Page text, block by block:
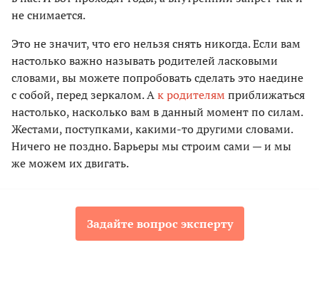
не снимается.
Это не значит, что его нельзя снять никогда. Если вам
настолько важно называть родителей ласковыми
словами, вы можете попробовать сделать это наедине
с собой, перед зеркалом. Ак родителям приближаться
настолько, насколько вам в данный момент по силам.
Жестами, поступками, какими-то другими словами.
Ничего не поздно. Барьеры мы строим сами — и мы
же можем их двигать.
Задайте вопрос эксперту